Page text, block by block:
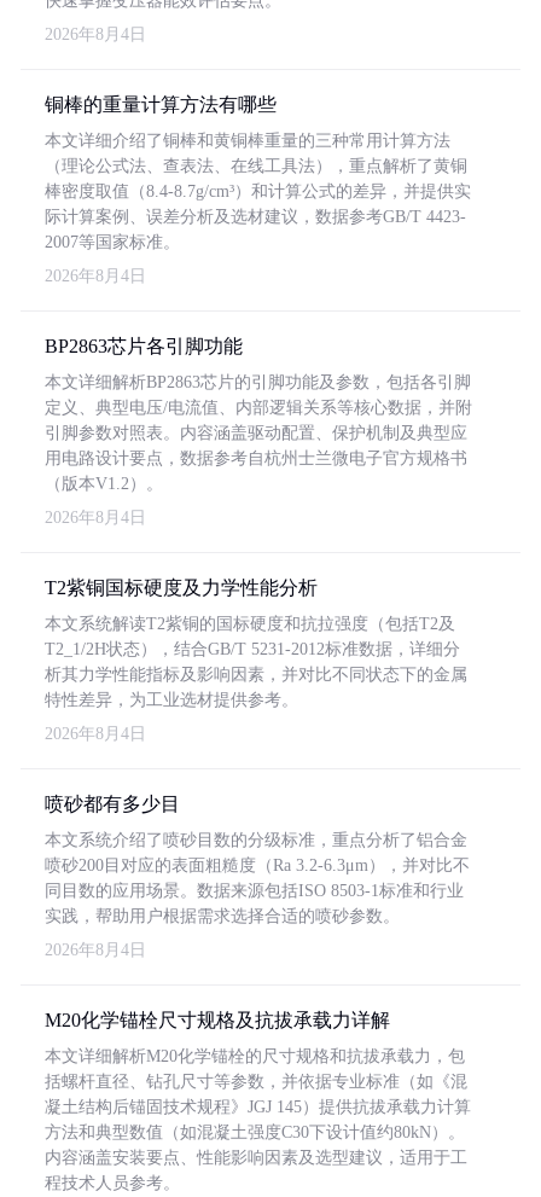
2026年8月4日
铜棒的重量计算方法有哪些
本文详细介绍了铜棒和黄铜棒重量的三种常用计算方法
（理论公式法、查表法、在线工具法），重点解析了黄铜
棒密度取值（8.4-8.7g/cm³）和计算公式的差异，并提供实
际计算案例、误差分析及选材建议，数据参考GB/T 4423-
2007等国家标准。
2026年8月4日
BP2863芯片各引脚功能
本文详细解析BP2863芯片的引脚功能及参数，包括各引脚
定义、典型电压/电流值、内部逻辑关系等核心数据，并附
引脚参数对照表。内容涵盖驱动配置、保护机制及典型应
用电路设计要点，数据参考自杭州士兰微电子官方规格书
（版本V1.2）。
2026年8月4日
T2紫铜国标硬度及力学性能分析
本文系统解读T2紫铜的国标硬度和抗拉强度（包括T2及
T2_1/2H状态），结合GB/T 5231-2012标准数据，详细分
析其力学性能指标及影响因素，并对比不同状态下的金属
特性差异，为工业选材提供参考。
2026年8月4日
喷砂都有多少目
本文系统介绍了喷砂目数的分级标准，重点分析了铝合金
喷砂200目对应的表面粗糙度（Ra 3.2-6.3μm），并对比不
同目数的应用场景。数据来源包括ISO 8503-1标准和行业
实践，帮助用户根据需求选择合适的喷砂参数。
2026年8月4日
M20化学锚栓尺寸规格及抗拔承载力详解
本文详细解析M20化学锚栓的尺寸规格和抗拔承载力，包
括螺杆直径、钻孔尺寸等参数，并依据专业标准（如《混
凝土结构后锚固技术规程》JGJ 145）提供抗拔承载力计算
方法和典型数值（如混凝土强度C30下设计值约80kN）。
内容涵盖安装要点、性能影响因素及选型建议，适用于工
程技术人员参考。